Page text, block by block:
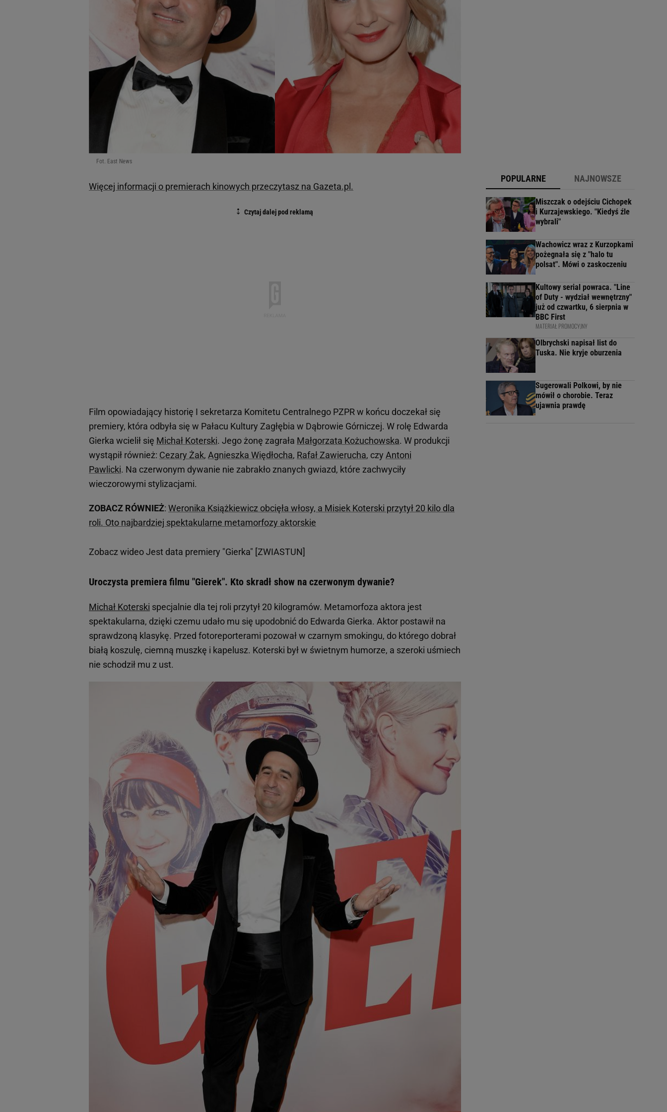
Fot. East News
Więcej informacji o premierach kinowych przeczytasz na Gazeta.pl.
Film opowiadający historię I sekretarza Komitetu Centralnego PZPR w końcu doczekał się
premiery, która odbyła się w Pałacu Kultury Zagłębia w Dąbrowie Górniczej. W rolę Edwarda
Gierka wcielił się Michał Koterski. Jego żonę zagrała Małgorzata Kożuchowska. W produkcji
wystąpił również: Cezary Żak, Agnieszka Więdłocha, Rafał Zawierucha, czy Antoni
Pawlicki. Na czerwonym dywanie nie zabrakło znanych gwiazd, które zachwyciły
wieczorowymi stylizacjami.
ZOBACZ RÓWNIEŻ: Weronika Książkiewicz obcięła włosy, a Misiek Koterski przytył 20 kilo dla
roli. Oto najbardziej spektakularne metamorfozy aktorskie
Zobacz wideoJest data premiery "Gierka" [ZWIASTUN]
Uroczysta premiera filmu "Gierek". Kto skradł show na czerwonym dywanie?
Michał Koterski specjalnie dla tej roli przytył 20 kilogramów. Metamorfoza aktora jest
spektakularna, dzięki czemu udało mu się upodobnić do Edwarda Gierka. Aktor postawił na
sprawdzoną klasykę. Przed fotoreporterami pozował w czarnym smokingu, do którego dobrał
białą koszulę, ciemną muszkę i kapelusz. Koterski był w świetnym humorze, a szeroki uśmiech
nie schodził mu z ust.
POPULARNE NAJNOWSZE
Miszczak o odejściu Cichopek
i Kurzajewskiego. "Kiedyś źle
wybrali"
Wachowicz wraz z Kurzopkami
pożegnała się z "halo tu
polsat". Mówi o zaskoczeniu
Kultowy serial powraca. "Line
of Duty - wydział wewnętrzny"
już od czwartku, 6 sierpnia w
BBC First
MATERIAŁ PROMOCYJNY
Olbrychski napisał list do
Tuska. Nie kryje oburzenia
Sugerowali Polkowi, by nie
mówił o chorobie. Teraz
ujawnia prawdę